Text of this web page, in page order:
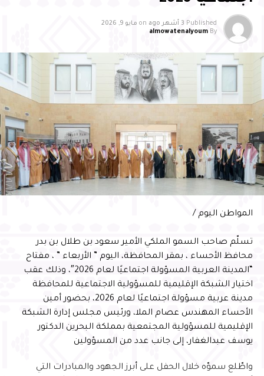
وعبَّر مدير مطار الأحساء الدولي عن الشكر والتقدير إلى سمو
محافظ الأحساء على هذا التكريم والدعم المستمر، مؤكدًا أن
هذا التقدير يمثل دافعًا كبيرًا لمواصلة العمل وبذل المزيد من
الجهود لخدمة المسافرين والارتقاء بمستوى الخدمات في
Published 3 أشهر ago on مايو 9, 2026
By
almowatenalyoum
المواطن اليوم /
تسلّم صاحب السمو الملكي الأمير سعود بن طلال بن بدر
محافظ الأحساء ، بمقر المحافظة، اليوم ” الأربعاء ” ، مفتاح
“المدينة العربية المسؤولة اجتماعيًا لعام 2026″، وذلك عقب
اختيار الشبكة الإقليمية للمسؤولية الاجتماعية للمحافظة
مدينة عربية مسؤولة اجتماعيًا لعام 2026، بحضور أمين
الأحساء المهندس عصام الملا، ورئيس مجلس إدارة الشبكة
الإقليمية للمسؤولية المجتمعية بمملكة البحرين الدكتور
يوسف عبدالغفار، إلى جانب عدد من المسؤولين
واطّلع سموّه خلال الحفل على أبرز الجهود والمبادرات التي